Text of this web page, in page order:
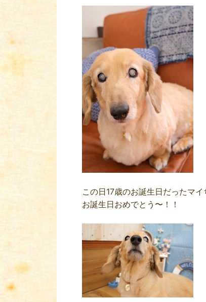
この日17歳のお誕生日だったマイ
お誕生日おめでとう〜！！